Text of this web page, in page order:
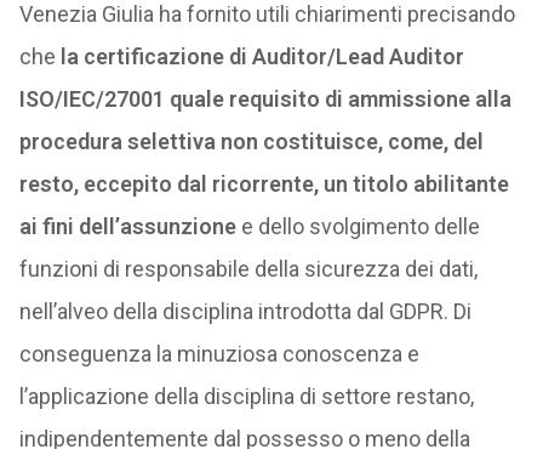
Venezia Giulia ha fornito utili chiarimenti precisando
che la certificazione di Auditor/Lead Auditor
ISO/IEC/27001 quale requisito di ammissione alla
procedura selettiva non costituisce, come, del
resto, eccepito dal ricorrente, un titolo abilitante
ai fini dell’assunzionee dello svolgimento delle
funzioni di responsabile della sicurezza dei dati,
nell’alveo della disciplina introdotta dal GDPR. Di
conseguenza la minuziosa conoscenza e
l’applicazione della disciplina di settore restano,
indipendentemente dal possesso o meno della